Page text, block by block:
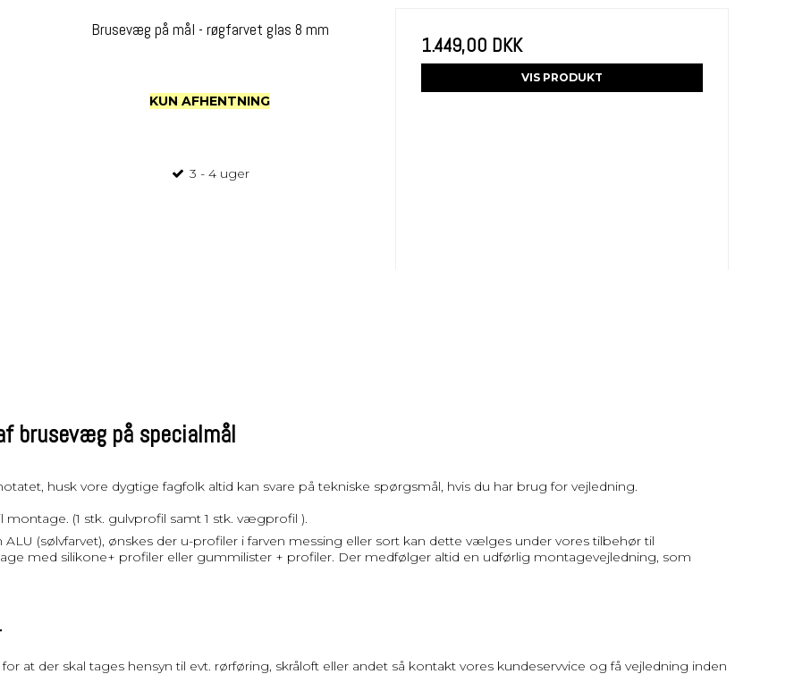
Brusevæg på mål - røgfarvet glas 8 mm
KUN AFHENTNING
3 - 4 uger
1.449,00 DKK
VIS PRODUKT
brusevæg på specialmål
husk vore dygtige fagfolk altid kan svare på tekniske spørgsmål, hvis du har brug for vejledning.
(1 stk. gulvprofil samt 1 stk. vægprofil ).
(sølvfarvet), ønskes der u-profiler i farven messing eller sort kan dette vælges under vores tilbehør til
med silikone+ profiler eller gummilister + profiler. Der medfølger altid en udførlig montagevejledning, som
at der skal tages hensyn til evt. rørføring, skråloft eller andet så kontakt vores kundeservvice og få vejledning inden